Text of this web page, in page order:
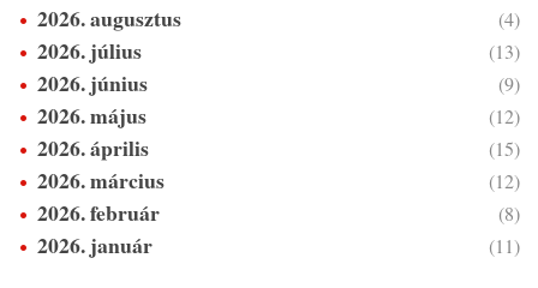
2026. augusztus (4)
2026. július (13)
2026. június (9)
2026. május (12)
2026. április (15)
2026. március (12)
2026. február (8)
2026. január (11)